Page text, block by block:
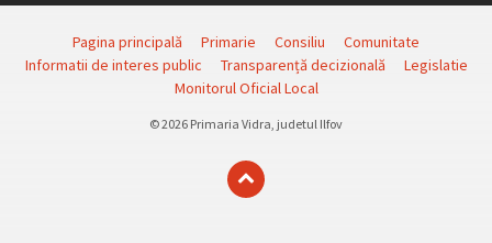
Pagina principală Primarie Consiliu
Comunitate
Informatii de interes public
Transparență decizională
Legislatie
Monitorul Oficial Local
© 2026 Primaria Vidra, judetul Ilfov